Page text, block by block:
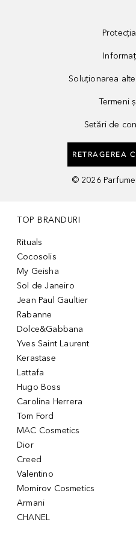
Soluționarea
Termeni
Setări de
RETRAGEREA
© 2026
TOP BRANDURI
Rituals
Cocosolis
My Geisha
Sol de Janeiro
Jean Paul Gaultier
Rabanne
Dolce&Gabbana
Yves Saint Laurent
Kerastase
Lattafa
Hugo Boss
Carolina Herrera
Tom Ford
MAC Cosmetics
Dior
Creed
Valentino
Momirov Cosmetics
Armani
CHANEL